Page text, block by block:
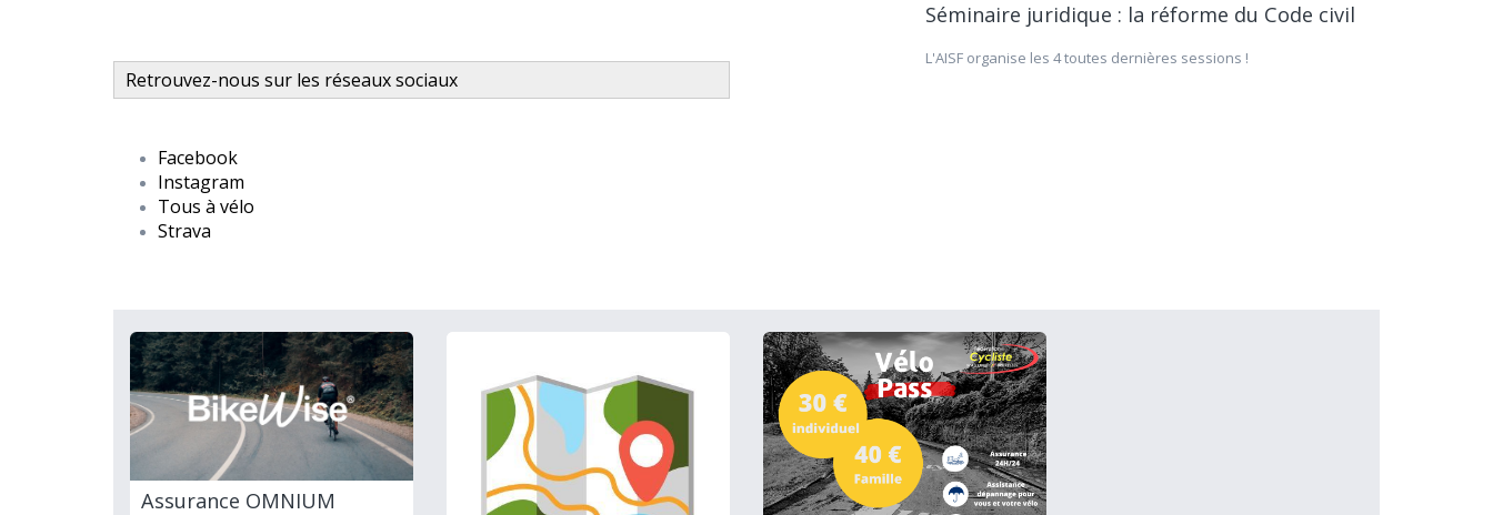
Retrouvez-nous sur les réseaux sociaux
Facebook
Instagram
Tous à vélo
Strava
Séminaire juridique : la réforme du Code civil
L'AISF organise les 4 toutes dernières sessions !
Assurance OMNIUM